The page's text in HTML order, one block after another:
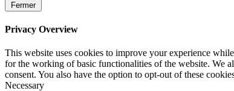
Fermer
Privacy Overview
This website uses cookies to improve your experience
for the working of basic functionalities of the website. We
consent. You also have the option to opt-out of these
Necessary